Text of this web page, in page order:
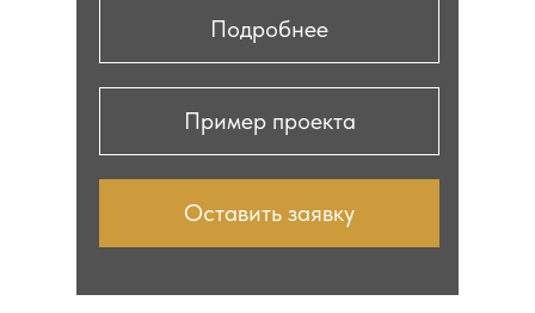
Оставить заявку
Пример проекта
Подробнее